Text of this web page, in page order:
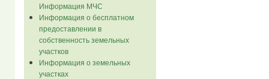
Информация МЧС
Информация о бесплатном
предоставлении в
собственность земельных
участков
Информация о земельных
участках